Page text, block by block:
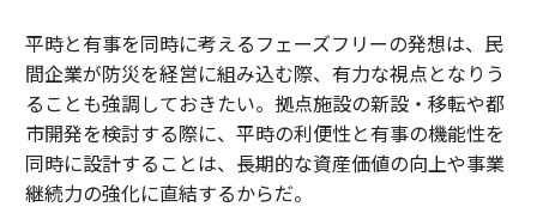
平時と有事を同時に考えるフェーズフリーの発想は、民
間企業が防災を経営に組み込む際、有力な視点となりう
ることも強調しておきたい。拠点施設の新設・移転や都
市開発を検討する際に、平時の利便性と有事の機能性を
同時に設計することは、長期的な資産価値の向上や事業
継続力の強化に直結するからだ。